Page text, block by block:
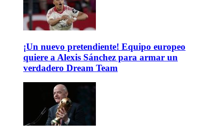
¡Un nuevo pretendiente! Equipo europeo
quiere a Alexis Sánchez para armar un
verdadero Dream Team